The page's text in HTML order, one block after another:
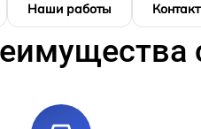
Наши работы